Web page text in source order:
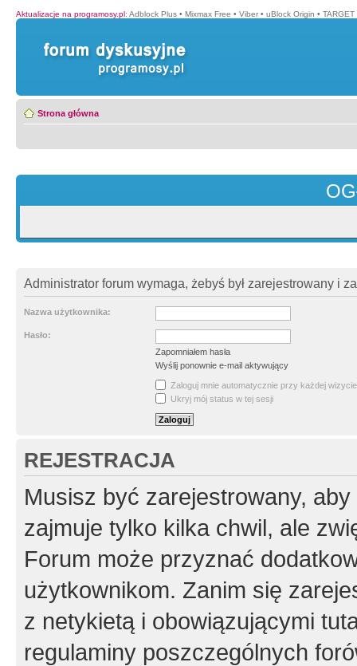
Aktualizacje na programosy.pl: Adblock Plus • Mixmax Free • Viber • uBlock Origin •
Strona główna
Administrator forum wymaga, żebyś był zarejestrowany i
Nazwa użytkownika:
Hasło:
Zapomniałem hasła
Wyślij ponownie e-mail aktywujący
Zaloguj mnie automatycznie przy każdej wizycie
Ukryj mój status w tej sesji
REJESTRACJA
Musisz być zarejestrowany,
zajmuje tylko kilka chwil, ale
Forum może przyznać
użytkownikom. Zanim się
z netykietą i obowiązującymi
regulaminy poszczególnych